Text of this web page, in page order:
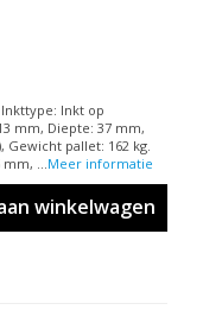
Inkttype: Inkt op
mm, Diepte: 37 mm,
Gewicht pallet: 162 kg.
mm, ...Meer informatie
winkelwagen